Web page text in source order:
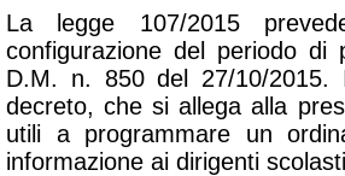
La legge 107/2015
configurazione del periodo di
D.M. n. 850 del 27/10/
decreto, che si allega alla
utili a programmare un
informazione ai dirigenti